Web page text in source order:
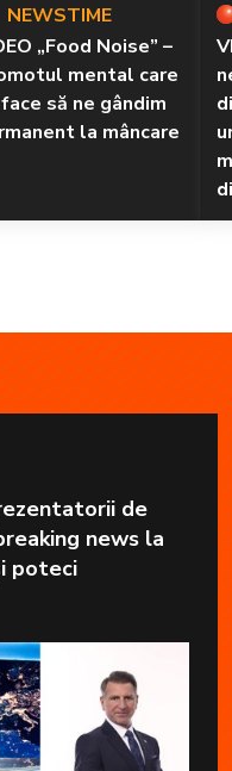
NEWSTIME
„Food Noise” –
mental care
să ne gândim
la mâncare
de
news la
poteci